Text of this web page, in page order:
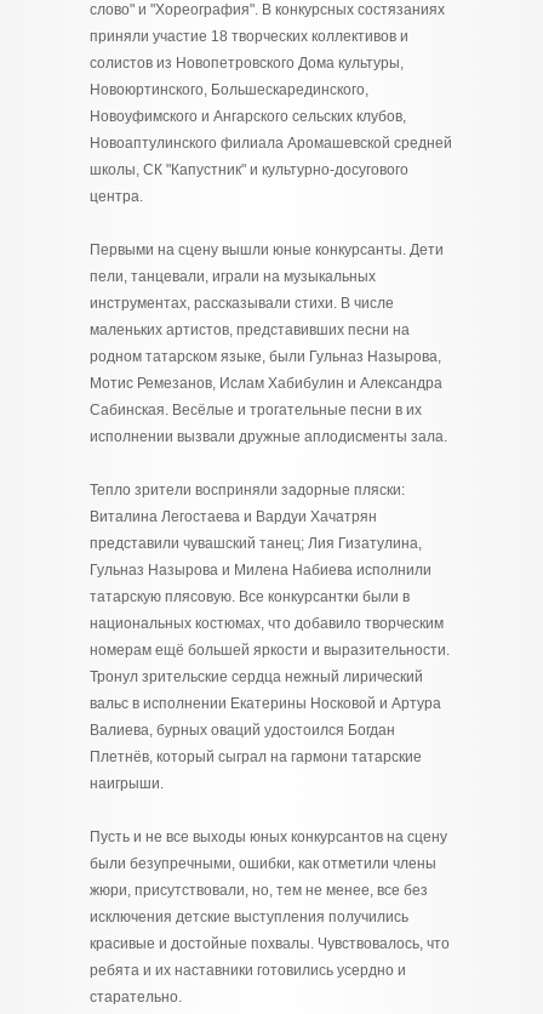
слово" и "Хореография". В конкурсных состязаниях
приняли участие 18 творческих коллективов и
солистов из Новопетровского Дома культуры,
Новоюртинского, Большескарединского,
Новоуфимского и Ангарского сельских клубов,
Новоаптулинского филиала Аромашевской средней
школы, СК "Капустник" и культурно-досугового
центра.
Первыми на сцену вышли юные конкурсанты. Дети
пели, танцевали, играли на музыкальных
инструментах, рассказывали стихи. В числе
маленьких артистов, представивших песни на
родном татарском языке, были Гульназ Назырова,
Мотис Ремезанов, Ислам Хабибулин и Александра
Сабинская. Весёлые и трогательные песни в их
исполнении вызвали дружные аплодисменты зала.
Тепло зрители восприняли задорные пляски:
Виталина Легостаева и Вардуи Хачатрян
представили чувашский танец; Лия Гизатулина,
Гульназ Назырова и Милена Набиева исполнили
татарскую плясовую. Все конкурсантки были в
национальных костюмах, что добавило творческим
номерам ещё большей яркости и выразительности.
Тронул зрительские сердца нежный лирический
вальс в исполнении Екатерины Носковой и Артура
Валиева, бурных оваций удостоился Богдан
Плетнёв, который сыграл на гармони татарские
наигрыши.
Пусть и не все выходы юных конкурсантов на сцену
были безупречными, ошибки, как отметили члены
жюри, присутствовали, но, тем не менее, все без
исключения детские выступления получились
красивые и достойные похвалы. Чувствовалось, что
ребята и их наставники готовились усердно и
старательно.